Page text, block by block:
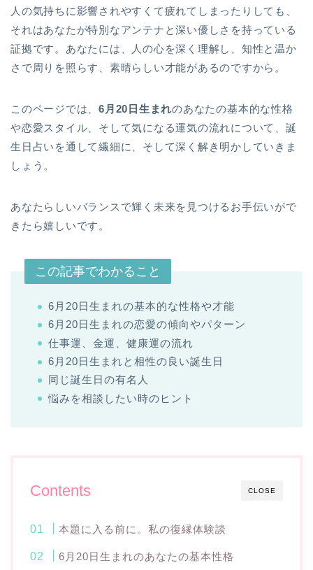
人の気持ちに影響されやすくて疲れてしまったりしても、
それはあなたが特別なアンテナと深い優しさを持っている
証拠です。あなたには、人の心を深く理解し、知性と温か
さで周りを照らす、素晴らしい才能があるのですから。
このページでは、6月20日生まれのあなたの基本的な性格
や恋愛スタイル、そして気になる運気の流れについて、誕
生日占いを通して繊細に、そして深く解き明かしていきま
しょう。
あなたらしいバランスで輝く未来を見つけるお手伝いがで
きたら嬉しいです。
この記事でわかること
6月20日生まれの基本的な性格や才能
6月20日生まれの恋愛の傾向やパターン
仕事運、金運、健康運の流れ
6月20日生まれと相性の良い誕生日
同じ誕生日の有名人
悩みを相談したい時のヒント
CLOSE
Contents
本題に入る前に。私の復縁体験談
6月20日生まれのあなたの基本性格